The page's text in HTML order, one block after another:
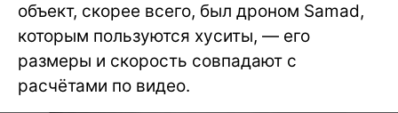
объект, скорее всего, был дроном Samad,
которым пользуются хуситы, — его
размеры и скорость совпадают с
расчётами по видео.